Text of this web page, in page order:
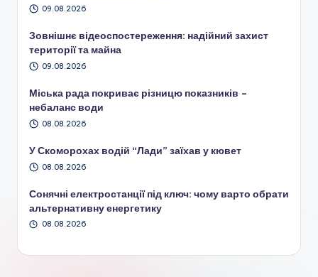
09.08.2026
Зовнішнє відеоспостереження: надійний захист
території та майна
09.08.2026
Міська рада покриває різницю показників –
небаланс води
08.08.2026
У Скоморохах водій “Лади” заїхав у кювет
08.08.2026
Сонячні електростанції під ключ: чому варто обрати
альтернативну енергетику
08.08.2026